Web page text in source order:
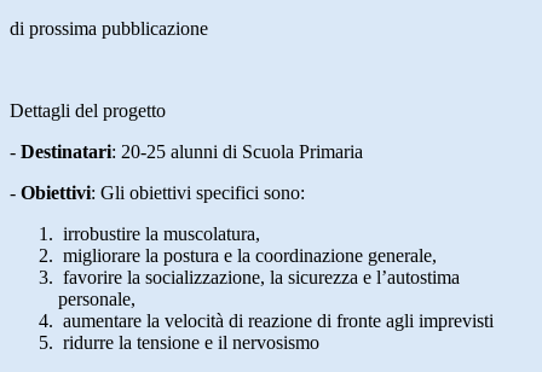
di prossima pubblicazione
Dettagli del progetto
- Destinatari: 20-25 alunni di Scuola Primaria
- Obiettivi: Gli obiettivi specifici sono:
irrobustire la muscolatura,
migliorare la postura e la coordinazione generale,
favorire la socializzazione, la sicurezza e l’autostima
personale,
aumentare la velocità di reazione di fronte agli imprevisti
ridurre la tensione e il nervosismo